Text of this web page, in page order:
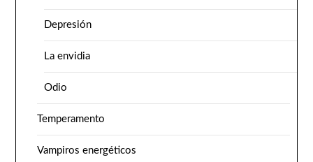
Depresión
La envidia
Odio
Temperamento
Vampiros energéticos